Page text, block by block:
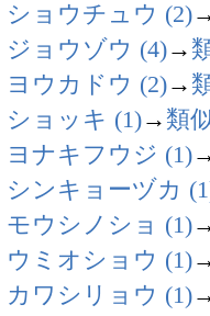
ショウチュウ (2)
ジョウゾウ (4)→
ヨウカドウ (2)→
ショッキ (1)→ 類
ヨナキフウジ (1)
シンキョーヅカ
モウシノショ (1)
ウミオショウ (1)
カワシリョウ (1)